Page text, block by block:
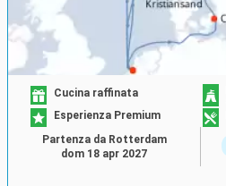
Cucina raffinata
Esperienza Premium
Partenza da Rotterdam
dom 18 apr 2027